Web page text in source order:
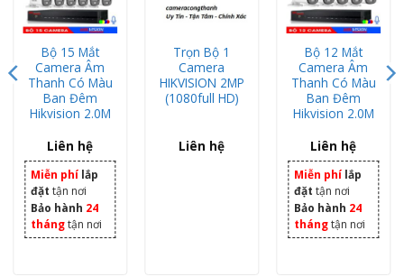
Bộ 15 Mắt
Camera Âm
Thanh Có Màu
Ban Đêm
Hikvision 2.0M
Liên hệ
Miễn phí lắp
đặt tận nơi
Bảo hành 24
thángtận nơi
Trọn Bộ 1
Camera
HIKVISION 2MP
(1080full HD)
Liên hệ
Bộ 12 Mắt
Camera Âm
Thanh Có Màu
Ban Đêm
Hikvision 2.0M
Liên hệ
Miễn phí lắp
đặt tận nơi
Bảo hành 24
thángtận nơi